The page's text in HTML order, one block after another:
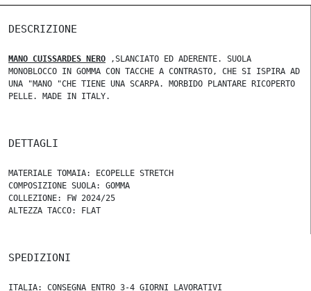
DESCRIZIONE
MANO CUISSARDES NERO ,SLANCIATO ED ADERENTE. SUOLA
MONOBLOCCO IN GOMMA CON TACCHE A CONTRASTO, CHE SI ISPIRA AD
UNA "MANO "CHE TIENE UNA SCARPA. MORBIDO PLANTARE RICOPERTO
PELLE. MADE IN ITALY.
DETTAGLI
MATERIALE TOMAIA: ECOPELLE STRETCH
COMPOSIZIONE SUOLA: GOMMA
COLLEZIONE: FW 2024/25
ALTEZZA TACCO: FLAT
SPEDIZIONI
ITALIA: CONSEGNA ENTRO 3-4 GIORNI LAVORATIVI